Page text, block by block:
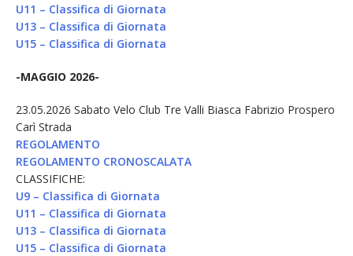
U11 – Classifica di Giornata
U13 – Classifica di Giornata
U15 – Classifica di Giornata
-MAGGIO 2026-
23.05.2026 Sabato Velo Club Tre Valli Biasca Fabrizio Prospero
Carì Strada
REGOLAMENTO
REGOLAMENTO CRONOSCALATA
CLASSIFICHE:
U9 – Classifica di Giornata
U11 – Classifica di Giornata
U13 – Classifica di Giornata
U15 – Classifica di Giornata